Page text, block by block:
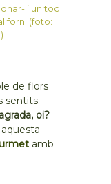
li un toc
forn. (foto:
)
de flors
sentits.
oi?
amb